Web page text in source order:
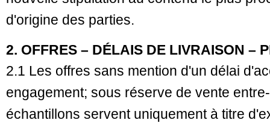
d'origine des parties.
2. OFFRES – DÉLAIS DE LIVRAISON –
2.1 Les offres sans mention d'un délai
engagement; sous réserve de vente
échantillons servent uniquement à titre